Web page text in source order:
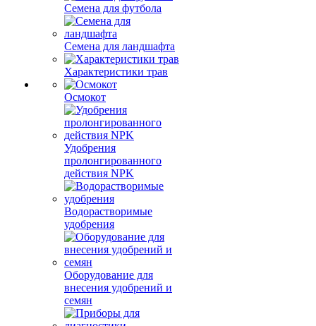
Семена для футбола
Семена для ландшафта
Характеристики трав
Осмокот
Удобрения
пролонгированного
действия NPK
Водорастворимые
удобрения
Оборудование для
внесения удобрений и
семян